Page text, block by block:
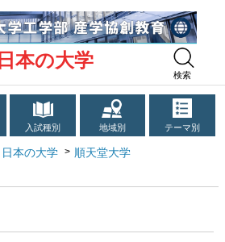
日本の大学
検索
入試種別 地域別 テーマ別
日本の大学
順天堂大学